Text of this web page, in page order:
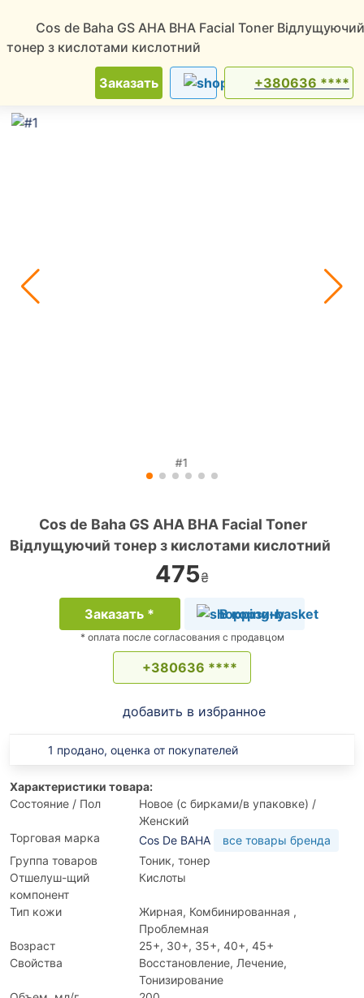
Новинки Скидки Советчица
Доска объявлений-Красота и уход-Товары для красоты и здоровья-
#1
Cos de Baha GS AHA BHA Facial Toner
Відлущуючий тонер з кислотами кислотний
475₴
Заказать * В корзину
* оплата после согласования с продавцом
+380636 ****
добавить в избранное
1 продано, оценка от покупателей
Характеристики товара:
Состояние / Пол
Новое (с бирками/в упаковке) /
Женский
Торговая марка
Cos De BAHA
все товары бренда
Группа товаров
Тоник, тонер
Отшелуш-щий
компонент
Кислоты
Тип кожи
Жирная, Комбинированная ,
Проблемная
Возраст
25+, 30+, 35+, 40+, 45+
Свойства
Восстановление, Лечение,
Тонизирование
Cos de Baha GS AHA BHA Facial Toner Відлущуючий
тонер з кислотами кислотний
Заказать +380636 ****